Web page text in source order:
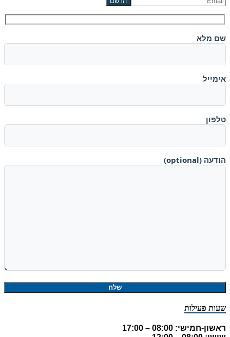
שם מלא
אימייל
טלפון
הודעה (optional)
שעות פעילות
ראשון-חמישי: 08:00 – 17:00